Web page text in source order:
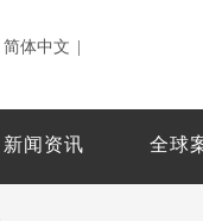
简体中文
新闻资讯 全球